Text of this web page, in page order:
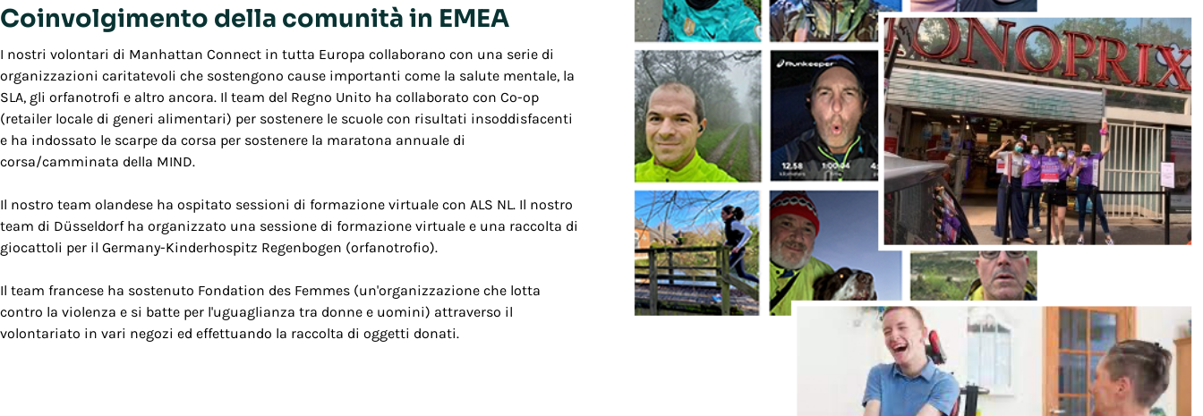
Coinvolgimento della comunità in EMEA
I nostri volontari di Manhattan Connect in tutta Europa collaborano con una serie di
organizzazioni caritatevoli che sostengono cause importanti come la salute mentale, la
SLA, gli orfanotrofi e altro ancora. Il team del Regno Unito ha collaborato con Co-op
(retailer locale di generi alimentari) per sostenere le scuole con risultati insoddisfacenti
e ha indossato le scarpe da corsa per sostenere la maratona annuale di
corsa/camminata della MIND.
Il nostro team olandese ha ospitato sessioni di formazione virtuale con ALS NL. Il nostro
team di Düsseldorf ha organizzato una sessione di formazione virtuale e una raccolta di
giocattoli per il Germany-Kinderhospitz Regenbogen (orfanotrofio).
Il team francese ha sostenuto Fondation des Femmes (un'organizzazione che lotta
contro la violenza e si batte per l'uguaglianza tra donne e uomini) attraverso il
volontariato in vari negozi ed effettuando la raccolta di oggetti donati.